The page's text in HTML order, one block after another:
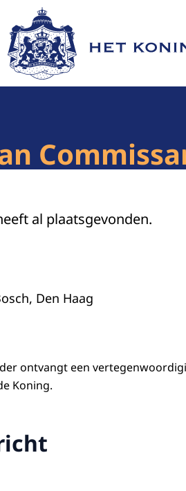
Naar de homepage van Het
al plaatsgevonden.
Den Haag
ontvangt een
Koning.